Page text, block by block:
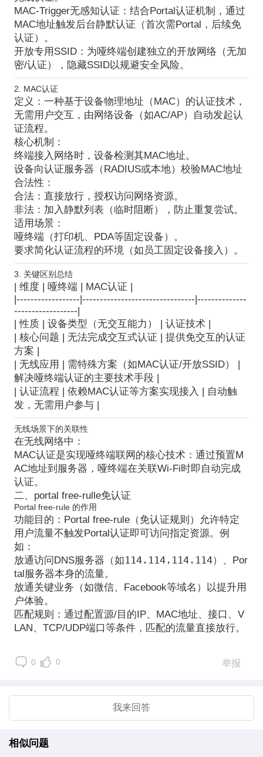
MAC-Trigger无感知认证 ：结合Portal认证机制，通过
MAC地址触发后台静默认证（首次需Portal，后续免
认证）。
开放专用SSID：为哑终端创建独立的开放网络（无加
密/认证），隐藏SSID以规避安全风险。
2. MAC认证
定义 ：一种基于设备物理地址（MAC）的认证技术，
无需用户交互，由网络设备（如AC/AP）自动发起认
证流程。
核心机制 ：
终端接入网络时，设备检测其MAC地址。
设备向认证服务器（RADIUS或本地）校验MAC地址
合法性：
合法：直接放行，授权访问网络资源。
非法：加入静默列表（临时阻断），防止重复尝试。
适用场景：
哑终端（打印机、PDA等固定设备）。
要求简化认证流程的环境（如员工固定设备接入）。
3. 关键区别总结
维度 哑终端| MAC认证
|------------------|--------------------------------|--------------
------------------|
|性质| 设备类型（无交互能力） | 认证技术 |
核心问题 | 无法完成交互式认证 | 提供免交互的认证
方案 |
无线应用
| 需特殊方案（如MAC认证/开放SSID） |
解决哑终端认证的主要技术手段 |
认证流程 | 依赖MAC认证等方案实现接入 | 自动触
发，无需用户参与 |
无线场景下的关联性
在无线网络中：
MAC认证是实现哑终端联网的核心技术：通过预置M
AC地址到服务器，哑终端在关联Wi-Fi时即自动完成
认证。
二、portal free-rulle免认证
Portal free-rule 的作用
功能目的 ：Portal free-rule（免认证规则）允许特定
用户流量不触发Portal认证即可访问指定资源。例
如：
放通访问DNS服务器（如114.114.114.114）、Por
tal服务器本身的流量。
放通关键业务（如微信、Facebook等域名）以提升用
户体验。
匹配规则 ：通过配置源/目的IP、MAC地址、接口、V
LAN、TCP/UDP端口等条件，匹配的流量直接放行。
0 0 举报
我来回答
相似问题